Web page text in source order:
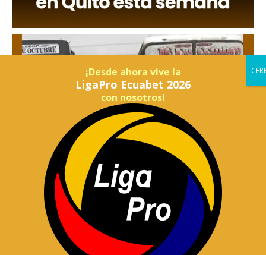
¡Desde ahora vive la
LigaPro Ecuabet 2026
con nosotros!